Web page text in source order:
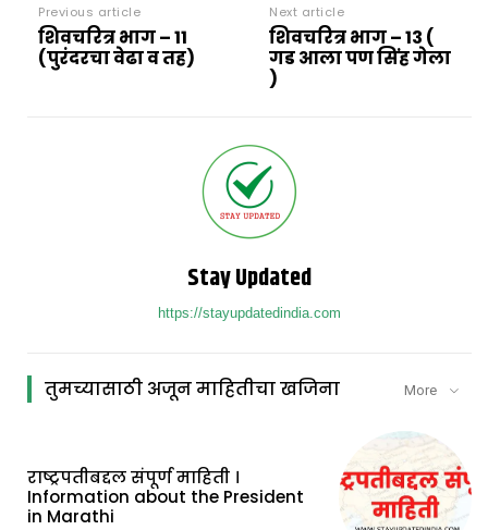
Previous article
शिवचरित्र भाग – 11
(पुरंदरचा वेढा व तह)
Next article
शिवचरित्र भाग – 13 (
गड आला पण सिंह गेला
)
Stay Updated
https://stayupdatedindia.com
तुमच्यासाठी अजून माहितीचा खजिना More
राष्ट्रपतीबद्दल संपूर्ण माहिती ।
Information about the President
in Marathi